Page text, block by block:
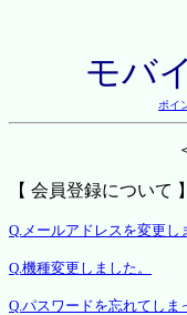
モバ
ポイ
【 会員登録について 】
Q.メールアドレスを変更し
Q.機種変更しました。
Q.パスワードを忘れてしま